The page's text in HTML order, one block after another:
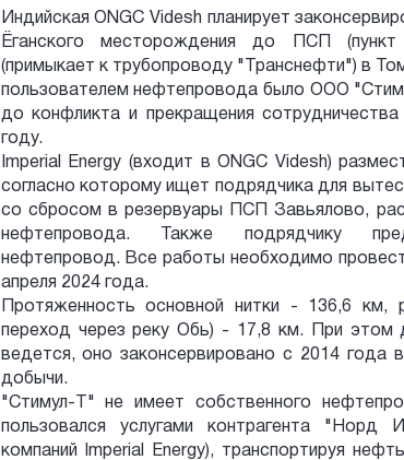
Индийская ONGC Videsh планирует
Ёганского месторождения до ПСП (пункт
(примыкает к трубопроводу "Транснефти") в
пользователем нефтепровода было ООО
до конфликта и прекращения
году.
Imperial Energy (входит в ONGC Videsh)
согласно которому ищет подрядчика для
со сбросом в резервуары ПСП Завьялово,
нефтепровода. Также подрядчику
нефтепровод. Все работы необходимо
апреля 2024 года.
Протяженность основной нитки - 136,6 км,
переход через реку Обь) - 17,8 км. При этом
ведется, оно законсервировано с 2014 года
добычи.
"Стимул-Т" не имеет собственного
пользовался услугами контрагента "Норд
компаний Imperial Energy), транспортируя